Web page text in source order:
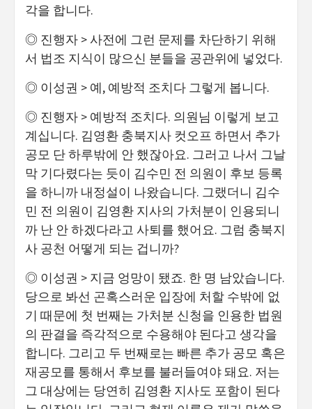
각을 합니다.
◎ 진행자 > 사전에 그런 문제를 차단하기 위해
서 법조 지식이 많으신 분들을 공관위에 넣었다.
◎ 이성권 > 예, 예방적 조치다 그렇게 봅니다.
◎ 진행자 > 예방적 조치다. 의원님 이렇게 보고
계십니다. 김영환 충북지사 컷오프 하면서 추가
공모 단 하루밖에 안 했잖아요. 그러고 나서 그날
막 기다렸다는 듯이 김수민 전 의원이 후보 등록
을 하니까 내정설이 나왔습니다. 그랬더니 김수
민 전 의원이 김영환 지사의 가처분이 인용되니
까 난 안 하겠다라고 사퇴를 했어요. 그럼 충북지
사 공천 어떻게 되는 겁니까?
◎ 이성권 > 지금 엉망이 됐죠. 한 명 남았습니다.
당으로 봐선 곤혹스러운 입장에 처할 수밖에 없
기 때문에 첫 번째는 가처분 신청을 인용한 법원
의 판결을 즉각적으로 수용해야 된다고 생각을
합니다. 그리고 두 번째로는 빠른 추가 공모 혹은
재공모를 통해서 후보를 불러들여야 돼요. 저는
그 대상에는 당연히 김영환 지사도 포함이 된다